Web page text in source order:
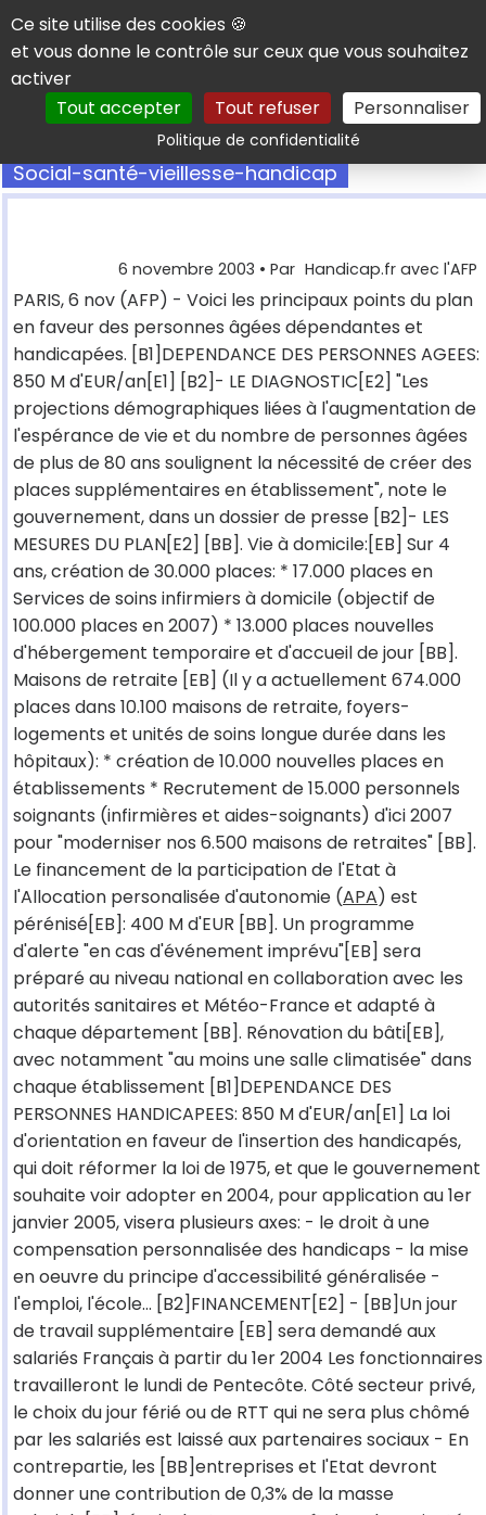
Panneau de gestion des cookies
Ce site utilise des cookies 🍪
et vous donne le contrôle sur ceux que vous souhaitez
activer
Tout accepter
Tout refuser Personnaliser
Politique de confidentialitéRechercher
Social-santé-vieillesse-handicap
6 novembre 2003 • Par Handicap.fr avec l'AFP
PARIS, 6 nov (AFP) - Voici les principaux points du plan
en faveur des personnes âgées dépendantes et
handicapées. [B1]DEPENDANCE DES PERSONNES AGEES:
850 M d'EUR/an[E1] [B2]- LE DIAGNOSTIC[E2] "Les
projections démographiques liées à l'augmentation de
l'espérance de vie et du nombre de personnes âgées
de plus de 80 ans soulignent la nécessité de créer des
places supplémentaires en établissement", note le
gouvernement, dans un dossier de presse [B2]- LES
MESURES DU PLAN[E2] [BB]. Vie à domicile:[EB] Sur 4
ans, création de 30.000 places: * 17.000 places en
Services de soins infirmiers à domicile (objectif de
100.000 places en 2007) * 13.000 places nouvelles
d'hébergement temporaire et d'accueil de jour [BB].
Maisons de retraite [EB] (Il y a actuellement 674.000
places dans 10.100 maisons de retraite, foyers-
logements et unités de soins longue durée dans les
hôpitaux): * création de 10.000 nouvelles places en
établissements * Recrutement de 15.000 personnels
soignants (infirmières et aides-soignants) d'ici 2007
pour "moderniser nos 6.500 maisons de retraites" [BB].
Le financement de la participation de l'Etat à
l'Allocation personalisée d'autonomie (APA) est
pérénisé[EB]: 400 M d'EUR [BB]. Un programme
d'alerte "en cas d'événement imprévu"[EB] sera
préparé au niveau national en collaboration avec les
autorités sanitaires et Météo-France et adapté à
chaque département [BB]. Rénovation du bâti[EB],
avec notamment "au moins une salle climatisée" dans
chaque établissement [B1]DEPENDANCE DES
PERSONNES HANDICAPEES: 850 M d'EUR/an[E1] La loi
d'orientation en faveur de l'insertion des handicapés,
qui doit réformer la loi de 1975, et que le gouvernement
souhaite voir adopter en 2004, pour application au 1er
janvier 2005, visera plusieurs axes: - le droit à une
compensation personnalisée des handicaps - la mise
en oeuvre du principe d'accessibilité généralisée -
l'emploi, l'école... [B2]FINANCEMENT[E2] - [BB]Un jour
de travail supplémentaire [EB] sera demandé aux
salariés Français à partir du 1er 2004 Les fonctionnaires
travailleront le lundi de Pentecôte. Côté secteur privé,
le choix du jour férié ou de RTT qui ne sera plus chômé
par les salariés est laissé aux partenaires sociaux - En
contrepartie, les [BB]entreprises et l'Etat devront
donner une contribution de 0,3% de la masse